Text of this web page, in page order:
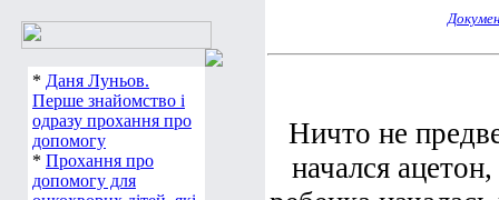
* Даня Луньов.
Перше знайомство і
одразу прохання про
допомогу
* Прохання про
допомогу для
Ничто не
начался